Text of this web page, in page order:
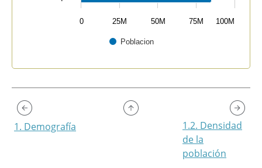
Poblacion
0 100M
25M 50M 75M
1. Demografía
1.2. Densidad
de la
población